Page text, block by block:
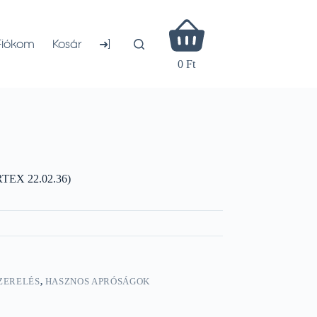
Kosár ➜]
Shopping
cart
0 Ft
22.02.36)
, HASZNOS APRÓSÁGOK